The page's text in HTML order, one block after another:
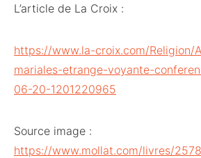
L’article de La Croix :
https://www.la-croix.com/Religion/
mariales-etrange-voyante-
06-20-1201220965
Source image :
https://www.mollat.com/livres/